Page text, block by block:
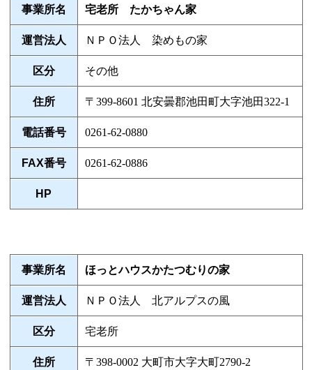
事業所名 宅老所 たかちゃん家
運営法人 ＮＰＯ法人 染めもの家
区分 その他
住所 〒399-8601 北安曇郡池田町大字池田322-1
電話番号 0261-62-0880
FAX番号 0261-62-0886
HP
事業所名 ほっとハウスかたつむりの家
運営法人 ＮＰＯ法人 北アルプスの風
区分 宅老所
住所 〒398-0002 大町市大字大町2790-2